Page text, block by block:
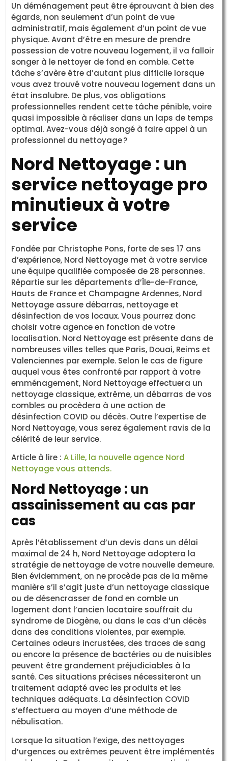
Un déménagement peut être éprouvant à bien des
égards, non seulement d’un point de vue
administratif, mais également d’un point de vue
physique. Avant d’être en mesure de prendre
possession de votre nouveau logement, il va falloir
songer à le nettoyer de fond en comble. Cette
tâche s’avère être d’autant plus difficile lorsque
vous avez trouvé votre nouveau logement dans un
état insalubre. De plus, vos obligations
professionnelles rendent cette tâche pénible, voire
quasi impossible à réaliser dans un laps de temps
optimal. Avez-vous déjà songé à faire appel à un
professionnel du nettoyage ?
Nord Nettoyage : un
service nettoyage pro
minutieux à votre
service
Fondée par Christophe Pons, forte de ses 17 ans
d’expérience, Nord Nettoyage met à votre service
une équipe qualifiée composée de 28 personnes.
Répartie sur les départements d’Île-de-France,
Hauts de France et Champagne Ardennes, Nord
Nettoyage assure débarras, nettoyage et
désinfection de vos locaux. Vous pourrez donc
choisir votre agence en fonction de votre
localisation. Nord Nettoyage est présente dans de
nombreuses villes telles que Paris, Douai, Reims et
Valenciennes par exemple. Selon le cas de figure
auquel vous êtes confronté par rapport à votre
emménagement, Nord Nettoyage effectuera un
nettoyage classique, extrême, un débarras de vos
combles ou procèdera à une action de
désinfection COVID ou décès. Outre l’expertise de
Nord Nettoyage, vous serez également ravis de la
célérité de leur service.
Article à lire :A Lille, la nouvelle agence Nord
Nettoyage vous attends.
Nord Nettoyage : un
assainissement au cas par
cas
Après l’établissement d’un devis dans un délai
maximal de 24 h, Nord Nettoyage adoptera la
stratégie de nettoyage de votre nouvelle demeure.
Bien évidemment, on ne procède pas de la même
manière s’il s’agit juste d’un nettoyage classique
ou de désencrasser de fond en comble un
logement dont l’ancien locataire souffrait du
syndrome de Diogène, ou dans le cas d’un décès
dans des conditions violentes, par exemple.
Certaines odeurs incrustées, des traces de sang
ou encore la présence de bactéries ou de nuisibles
peuvent être grandement préjudiciables à la
santé. Ces situations précises nécessiteront un
traitement adapté avec les produits et les
techniques adéquats. La désinfection COVID
s’effectuera au moyen d’une méthode de
nébulisation.
Lorsque la situation l’exige, des nettoyages
d’urgences ou extrêmes peuvent être implémentés